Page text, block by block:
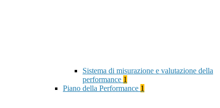
Sistema di misurazione e valutazione della
performance 1
Piano della Performance 1